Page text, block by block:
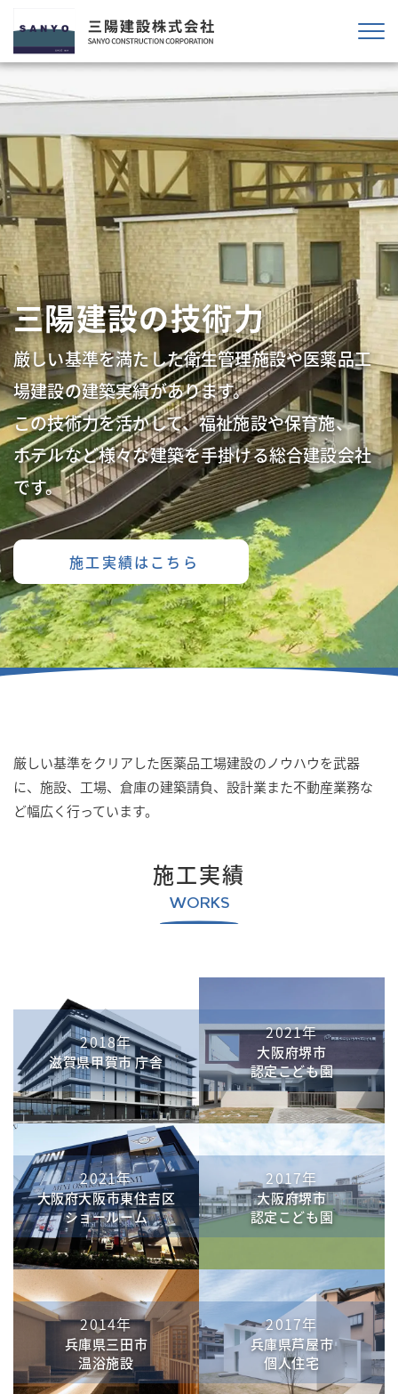
ウッドデザイン賞 2023受
賞
三陽建設が施工させていただいた保育施設が
ウッドデザイン賞2023を受賞しました。
（建築・空間分野ハートフルデザイン部門）
受賞についてはこちら
厳しい基準をクリアした医薬品工場建設のノウハウを武器
に、 施設、工場、倉庫の建築請負、設計業また不動産業務な
ど幅広く行っています。
施工実績
WORKS
2018年
滋賀県甲賀市 庁舎
2021年
大阪府堺市
認定こども園
2021年
大阪府大阪市東住吉区
ショールーム
2017年
大阪府堺市
認定こども園
2014年
兵庫県三田市
温浴施設
2017年
兵庫県芦屋市
個人住宅